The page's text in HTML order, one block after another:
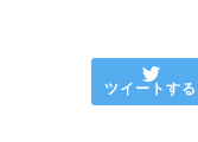
ツイートする